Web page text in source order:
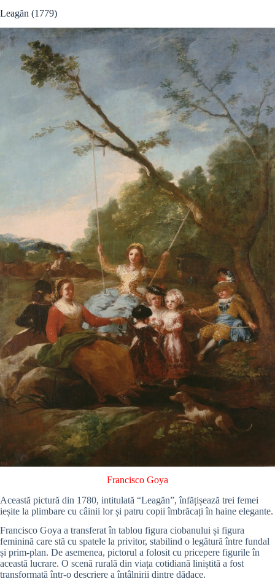
Leagăn (1779)
Francisco Goya
Această pictură din 1780, intitulată “Leagăn”, înfățișează trei femei
ieșite la plimbare cu câinii lor și patru copii îmbrăcați în haine elegante.
Francisco Goya a transferat în tablou figura ciobanului și figura
feminină care stă cu spatele la privitor, stabilind o legătură între fundal
și prim-plan. De asemenea, pictorul a folosit cu pricepere figurile în
această lucrare. O scenă rurală din viața cotidiană liniștită a fost
transformată într-o descriere a întâlnirii dintre dădace.